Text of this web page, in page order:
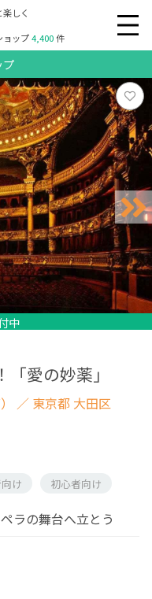
しく
ョップ4,400件
プ
中
中
中
愛の妙薬」
／ 東京都 大田区
け 初心者向け
ラの舞台へ立とう